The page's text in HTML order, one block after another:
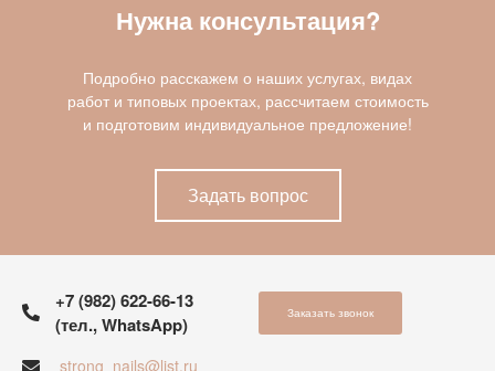
Нужна консультация?
Подробно расскажем о наших услугах, видах
работ и типовых проектах, рассчитаем стоимость
и подготовим индивидуальное предложение!
Задать вопрос
+7 (982) 622-66-13
(тел., WhatsApp)
Заказать звонок
strong_nails@list.ru